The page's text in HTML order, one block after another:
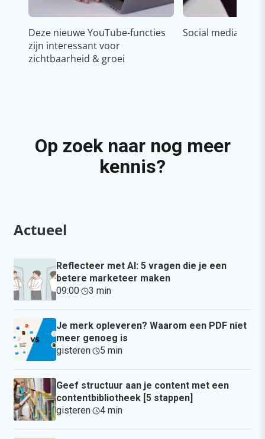
Deze nieuwe YouTube-functies
zijn interessant voor
zichtbaarheid & groei
Social media
Op zoek naar nog meer
kennis?
Actueel
Reflecteer met AI: 5 vragen die je een
betere marketeer maken
09:00· 3 min·
Je merk opleveren? Waarom een PDF niet
meer genoeg is
gisteren· 5 min·
Geef structuur aan je content met een
contentbibliotheek [5 stappen]
gisteren· 4 min·